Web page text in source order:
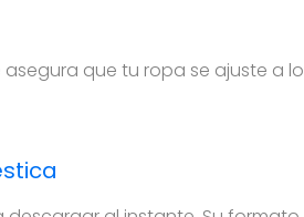
que tu ropa se ajuste a